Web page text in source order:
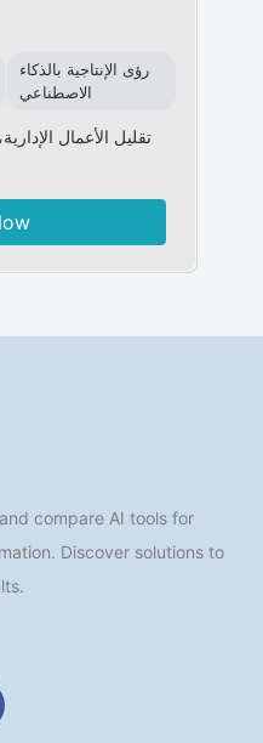
رؤى الإنتاجية بالذكاء
الاصطناعي
تقليل الأعمال
compare AI tools for
Discover solutions to